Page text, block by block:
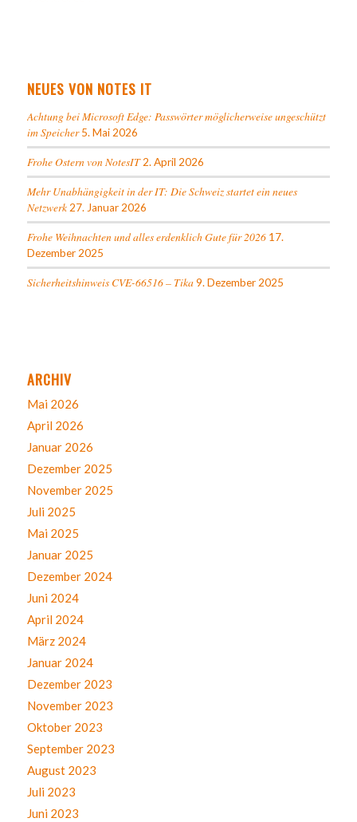
NEUES VON NOTES IT
Achtung bei Microsoft Edge: Passwörter möglicherweise ungeschützt
im Speicher 5. Mai 2026
Frohe Ostern von NotesIT 2. April 2026
Mehr Unabhängigkeit in der IT: Die Schweiz startet ein neues
Netzwerk 27. Januar 2026
Frohe Weihnachten und alles erdenklich Gute für 2026 17.
Dezember 2025
Sicherheitshinweis CVE-66516 – Tika 9. Dezember 2025
ARCHIV
Mai 2026
April 2026
Januar 2026
Dezember 2025
November 2025
Juli 2025
Mai 2025
Januar 2025
Dezember 2024
Juni 2024
April 2024
März 2024
Januar 2024
Dezember 2023
November 2023
Oktober 2023
September 2023
August 2023
Juli 2023
Juni 2023